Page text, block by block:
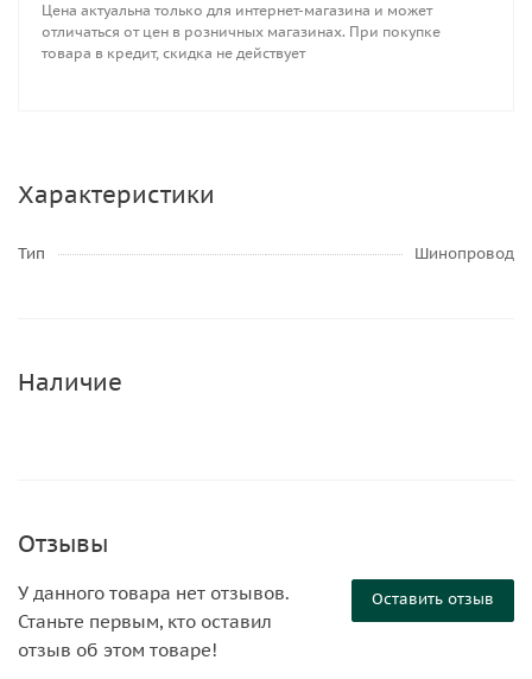
Цена актуальна только для интернет-магазина и может
отличаться от цен в розничных магазинах. При покупке
товара в кредит, скидка не действует
Характеристики
Тип Шинопровод
Наличие
Отзывы
Оставить отзыв
У данного товара нет отзывов.
Станьте первым, кто оставил
отзыв об этом товаре!